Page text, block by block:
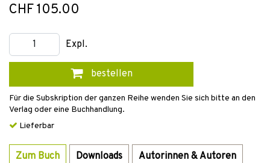
CHF 105.00
Expl.
bestellen
Für die Subskription der ganzen Reihe wenden Sie sich bitte an den
Verlag oder eine Buchhandlung.
Lieferbar
Zum Buch Downloads Autorinnen & Autoren